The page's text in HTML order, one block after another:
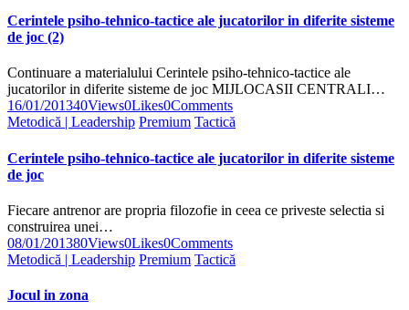
Cerintele psiho-tehnico-tactice ale jucatorilor in diferite sisteme
de joc (2)
Continuare a materialului Cerintele psiho-tehnico-tactice ale
jucatorilor in diferite sisteme de joc MIJLOCASII CENTRALI…
16/01/201340Views0Likes0Comments
Metodică | Leadership Premium Tactică
Cerintele psiho-tehnico-tactice ale jucatorilor in diferite sisteme
de joc
Fiecare antrenor are propria filozofie in ceea ce priveste selectia si
construirea unei…
08/01/201380Views0Likes0Comments
Metodică | Leadership Premium Tactică
Jocul in zona